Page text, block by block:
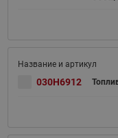
030H6912